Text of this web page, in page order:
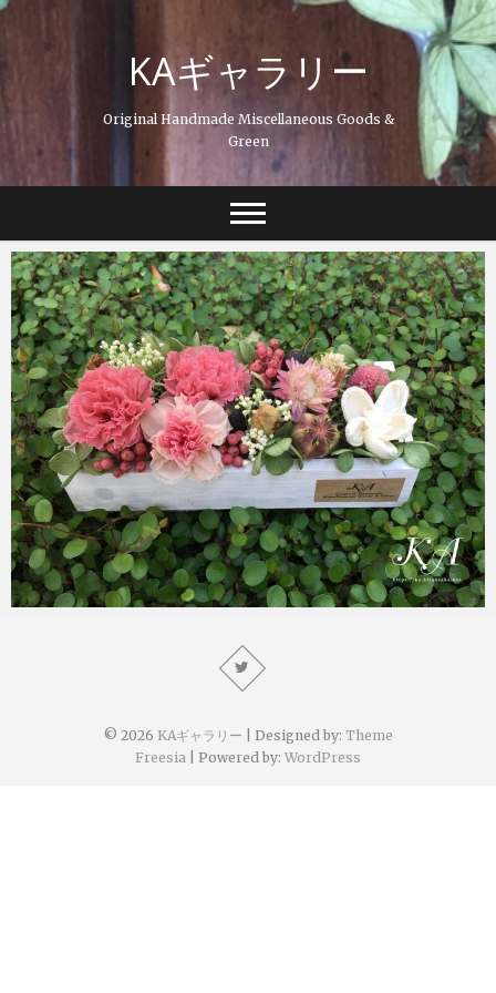
Skip
content
KAギャラリー
Original Handmade Miscellaneous Goods &
Green
© 2026 KAギャラリー | Designed by: Theme
Freesia | Powered by: WordPress